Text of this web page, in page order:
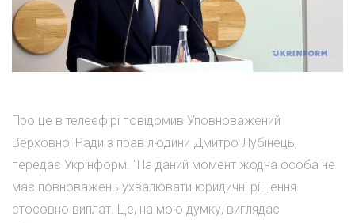
Про це в телеефірі повідомив Уповноважений
Верховної Ради з прав людини Дмитро Лубінець,
передає Укрінформ. "На даний момент жодна особа не
має повноважень ухвалювати юридичні рішення
стосовно виплат. Це, на мою думку, виглядає